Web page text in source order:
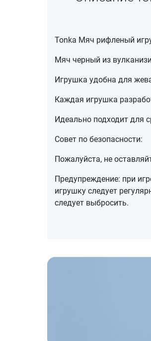
Tonka Мяч рифленый
Мяч черный из
Игрушка удобна для
Каждая игрушка
Идеально подходит для
Совет по безопасности:
Пожалуйста, не
Предупреждение: при
игрушку следует
следует выбросить.